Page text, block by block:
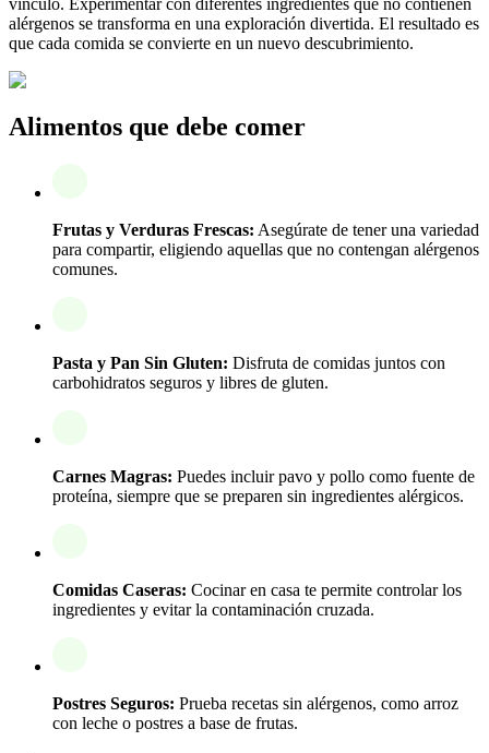
vínculo. Experimentar con diferentes ingredientes que no contienen
alérgenos se transforma en una exploración divertida. El resultado es
que cada comida se convierte en un nuevo descubrimiento.
Alimentos que debe comer
Frutas y Verduras Frescas: Asegúrate de tener una variedad
para compartir, eligiendo aquellas que no contengan alérgenos
comunes.
Pasta y Pan Sin Gluten: Disfruta de comidas juntos con
carbohidratos seguros y libres de gluten.
Carnes Magras: Puedes incluir pavo y pollo como fuente de
proteína, siempre que se preparen sin ingredientes alérgicos.
Comidas Caseras: Cocinar en casa te permite controlar los
ingredientes y evitar la contaminación cruzada.
Postres Seguros: Prueba recetas sin alérgenos, como arroz
con leche o postres a base de frutas.